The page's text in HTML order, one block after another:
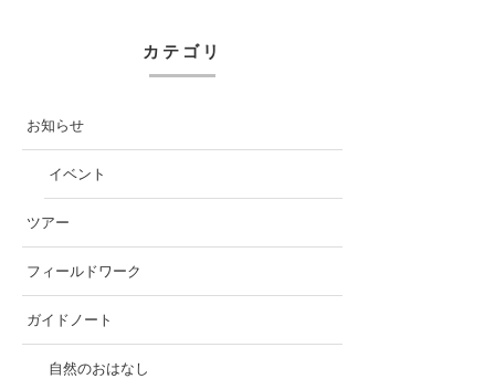
カテゴリ
お知らせ
イベント
ツアー
フィールドワーク
ガイドノート
自然のおはなし